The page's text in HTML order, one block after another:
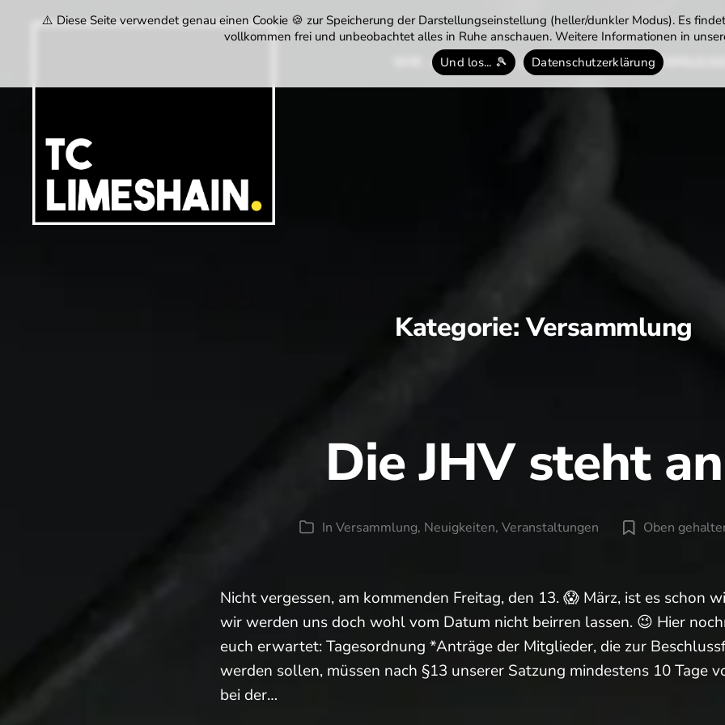
TENNIS TERMINE
Kategorie: Versammlung
Die JHV steht
Kategorien
In Versammlung, Neuigkeiten, Veranstaltungen Oben
Nicht vergessen, am kommenden Freitag, den 13. 😱 März, ist es schon
wir werden uns doch wohl vom Datum nicht beirren lassen. 😉 Hier
euch erwartet: Tagesordnung *Anträge der Mitglieder, die zur
werden sollen, müssen nach §13 unserer Satzung mindestens 10 Tage
bei der…
⚠️ Diese Seite verwendet genau einen Cookie 🍪 zur Speicherung der Darstellungseinstellung (heller/dunkler Modus). Es
vollkommen frei und unbeobachtet alles in Ruhe anschauen. Weitere Informationen in
Und los... 🎾
Datenschutzerklärung